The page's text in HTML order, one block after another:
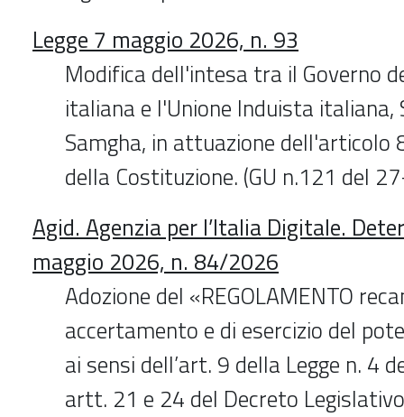
Legge 7 maggio 2026, n. 93
Modifica dell'intesa tra il Governo
italiana e l'Unione Induista
Samgha, in attuazione dell'articolo
della Costituzione. (GU n.121 del
Agid. Agenzia per l’Italia Digitale.
maggio 2026, n. 84/2026
Adozione del «REGOLAMENTO
accertamento e di esercizio del
ai sensi dell’art. 9 della Legge n. 4
artt. 21 e 24 del Decreto